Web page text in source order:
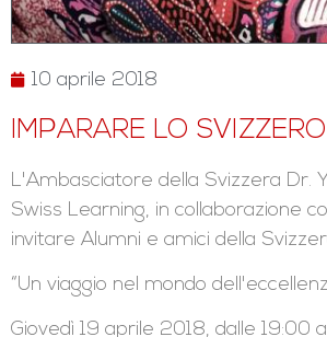
10 aprile 2018
IMPARARE LO
L'Ambasciatore della Svizzera Dr.
Swiss Learning, in collaborazione
invitare Alumni e amici della
“Un viaggio nel mondo
Giovedì 19 aprile 2018, dalle 19:00